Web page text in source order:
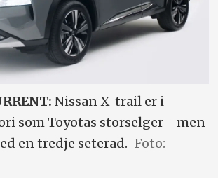
Nissan X-trail er i
som Toyotas storselger - men
en tredje seterad. Foto: